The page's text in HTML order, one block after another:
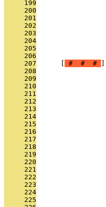
     199
     200
     201
     202
     203
     204
     205
     206
     207
# # #
     208
     209
     210
     211
     212
     213
     214
     215
     216
     217
     218
     219
     220
     221
     222
     223
     224
     225